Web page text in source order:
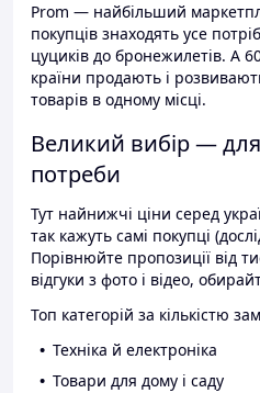
Prom — найбільший
покупців знаходять усе
цуциків до бронежилетів. А
країни продають і
товарів в одному місці.
Великий вибір —
потреби
Тут найнижчі ціни серед
так кажуть самі покупці
Порівнюйте пропозиції від
відгуки з фото і відео,
Топ категорій за кількістю
Техніка й електроніка
Товари для дому і саду